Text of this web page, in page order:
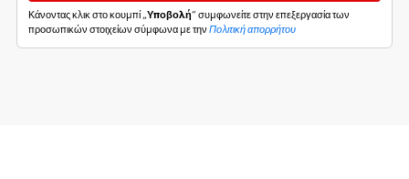
Κάνοντας κλικ στο κουμπί „Υποβολή“ συμφωνείτε στην επεξεργασία των
προσωπικών στοιχείων σύμφωνα με την Πολιτική απορρήτου